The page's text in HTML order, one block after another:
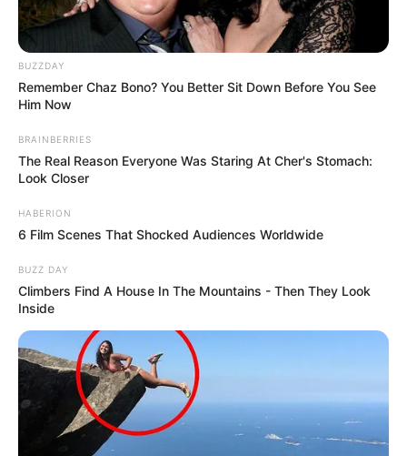
BUZZDAY
Remember Chaz Bono? You Better Sit Down Before You See
Him Now
BRAINBERRIES
The Real Reason Everyone Was Staring At Cher's Stomach:
Look Closer
HABERION
6 Film Scenes That Shocked Audiences Worldwide
BUZZ DAY
Climbers Find A House In The Mountains - Then They Look
Inside